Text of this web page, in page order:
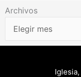
Archivos
Archivos
Iglesia,